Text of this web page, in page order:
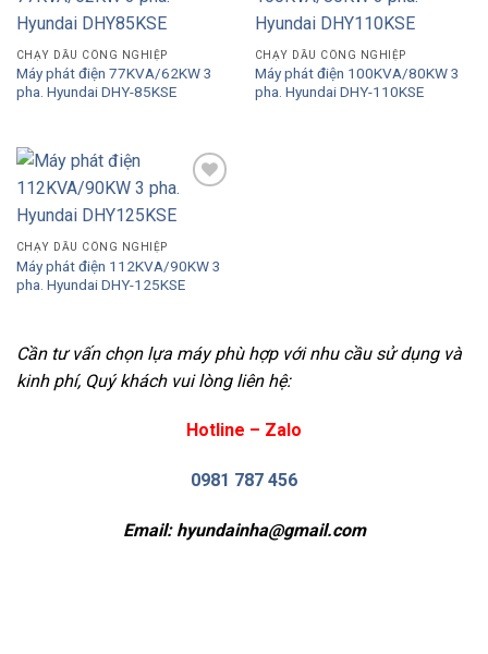
CHẠY DẦU CÔNG NGHIỆP
Máy phát điện 77KVA/62KW 3
pha. Hyundai DHY-85KSE
CHẠY DẦU CÔNG NGHIỆP
Máy phát điện 100KVA/80KW 3
pha. Hyundai DHY-110KSE
CHẠY DẦU CÔNG NGHIỆP
Máy phát điện 112KVA/90KW 3
pha. Hyundai DHY-125KSE
Cần tư vấn chọn lựa máy phù hợp với nhu cầu sử dụng và
kinh phí, Quý khách vui lòng liên hệ:
Hotline – Zalo
0981 787 456
Email: hyundainha@gmail.com